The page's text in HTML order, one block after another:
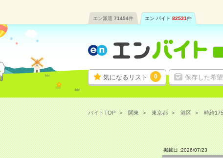
エン派遣 71454件 エン バイト 82531件
気になるリスト 0 保存した希
バイトTOP 関東 東京都 港区 時給
掲載日 :2026/07/23